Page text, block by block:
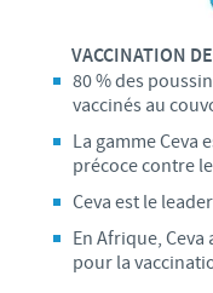
VACCINATION
80 % des
vaccinés au
La gamme Ceva
précoce contre
Ceva est le
En Afrique,
pour la